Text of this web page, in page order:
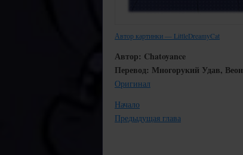
Автор картинки — LittleDreamyCat
Автор: Chatoyance
Перевод: Многорукий Удав, Веон
Оригинал
Начало
Предыдущая глава